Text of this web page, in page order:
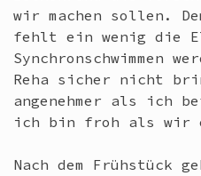
wir machen sollen.
fehlt ein wenig die
Synchronschwimmen
Reha sicher nicht
angenehmer als ich
ich bin froh als wir
Nach dem Frühstück